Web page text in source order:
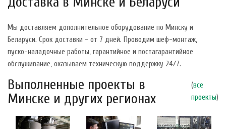
Мы доставляем дополнительное оборудование по Минску и
Беларуси. Срок доставки - от 7 дней. Проводим шеф-монтаж,
пуско-наладочные работы, гарантийное и постагарантийное
обслуживание, оказываем техническую поддержку 24/7.
Выполненные проекты в
Минске и других регионах
(все
проекты)